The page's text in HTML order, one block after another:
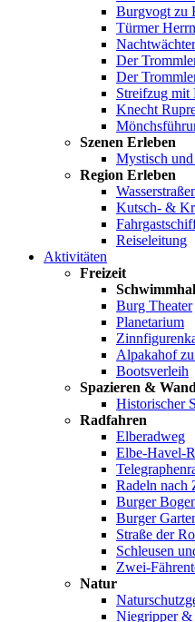
Burgvogt zu
Türmer
Der
Der
Streifzug mit
Knecht
Szenen Erleben
Mystisch
Region Erleben
Kutsch- &
Reiseleitung
Aktivitäten
Freizeit
Burg Theater
Planetarium
Alpakahof
Bootsverleih
Spazieren &
Historischer
Radfahren
Elberadweg
Elbe-Havel-
Radeln nach
Burger
Burger
Straße der
Schleusen
Zwei-
Natur
Niegripper &